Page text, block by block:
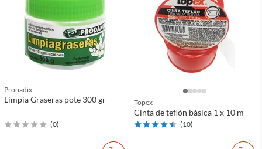
Pronadix
Limpia Graseras pote 300 gr
(0)
Topex
Cinta de teflón básica 1 x 10 m
(10)